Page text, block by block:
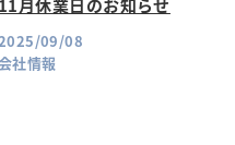
社情報
09/08